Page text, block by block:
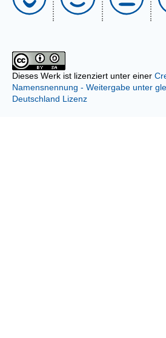
Dieses Werk ist lizenziert unter einer
Namensnennung - Weitergabe unter
Deutschland Lizenz